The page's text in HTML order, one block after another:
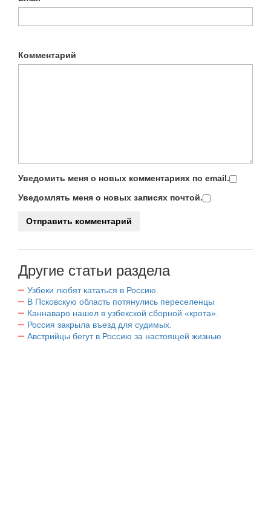
Комментарий
Уведомить меня о новых комментариях по email.
Уведомлять меня о новых записях почтой.
Другие статьи раздела
Узбеки любят кататься в Россию.
В Псковскую область потянулись переселенцы
Каннаваро нашел в узбекской сборной «крота».
Россия закрыла въезд для судимых.
Австрийцы бегут в Россию за настоящей жизнью.